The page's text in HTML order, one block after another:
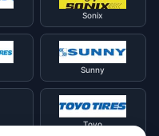
Sonix
Sunny
Toyo